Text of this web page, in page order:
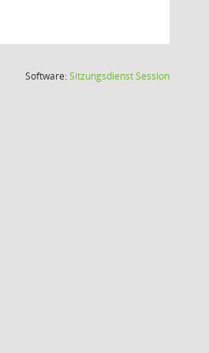
Software:SitzungsdienstSession(Wird in